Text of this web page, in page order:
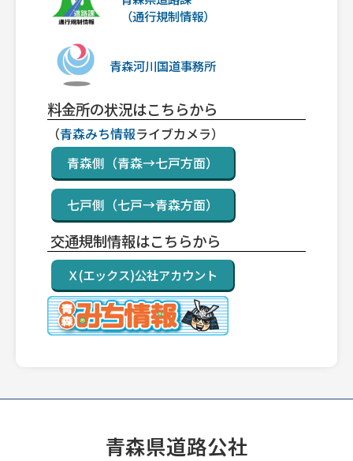
（通行規制情報）
青森河川国道事務所
料金所の状況はこちらから
（青森みち情報ライブカメラ）
青森側（青森→七戸方面）
七戸側（七戸→青森方面）
交通規制情報はこちらから
Ｘ(エックス)公社アカウント
青森県道路公社